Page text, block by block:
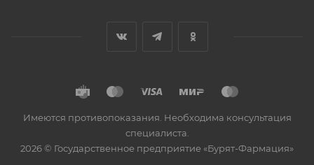
Имеются противопоказания. Необходима консультация
специалиста.
2026 © Государственное предприятие «Бурят-Фармация»